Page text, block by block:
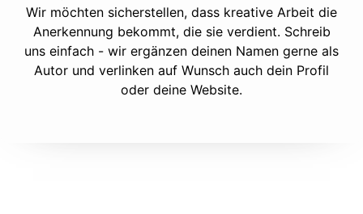
Wir möchten sicherstellen, dass kreative Arbeit die
Anerkennung bekommt, die sie verdient. Schreib
uns einfach - wir ergänzen deinen Namen gerne als
Autor und verlinken auf Wunsch auch dein Profil
oder deine Website.